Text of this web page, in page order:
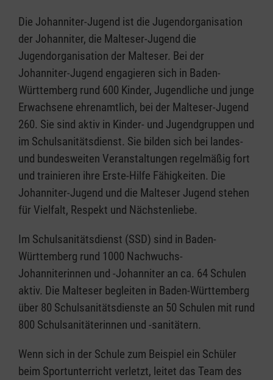
Die Johanniter-Jugend ist die Jugendorganisation
der Johanniter, die Malteser-Jugend die
Jugendorganisation der Malteser. Bei der
Johanniter-Jugend engagieren sich in Baden-
Württemberg rund 600 Kinder, Jugendliche und junge
Erwachsene ehrenamtlich, bei der Malteser-Jugend
260. Sie sind aktiv in Kinder- und Jugendgruppen und
im Schulsanitätsdienst. Sie bilden sich bei landes-
und bundesweiten Veranstaltungen regelmäßig fort
und trainieren ihre Erste-Hilfe Fähigkeiten. Die
Johanniter-Jugend und die Malteser Jugend stehen
für Vielfalt, Respekt und Nächstenliebe.
Im Schulsanitätsdienst (SSD) sind in Baden-
Württemberg rund 1000 Nachwuchs-
Johanniterinnen und -Johanniter an ca. 64 Schulen
aktiv. Die Malteser begleiten in Baden-Württemberg
über 80 Schulsanitätsdienste an 50 Schulen mit rund
800 Schulsanitäterinnen und -sanitätern.
Wenn sich in der Schule zum Beispiel ein Schüler
beim Sportunterricht verletzt, leitet das Team des